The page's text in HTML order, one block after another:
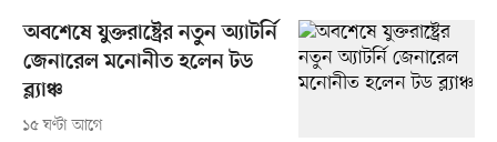
অবশেষে যুক্তরাষ্ট্রের নতুন অ্যাটর্নি
জেনারেল মনোনীত হলেন টড
ব্ল্যাঞ্চ
১৫ ঘণ্টা আগে